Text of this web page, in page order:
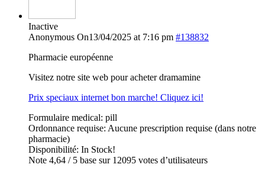
Inactive
Anonymous On13/04/2025 at 7:16 pm #138832
Pharmacie européenne
Visitez notre site web pour acheter dramamine
Prix speciaux internet bon marche! Cliquez ici!
Formulaire medical: pill
Ordonnance requise: Aucune prescription requise (dans notre
pharmacie)
Disponibilité: In Stock!
Note 4,64 / 5 base sur 12095 votes d’utilisateurs